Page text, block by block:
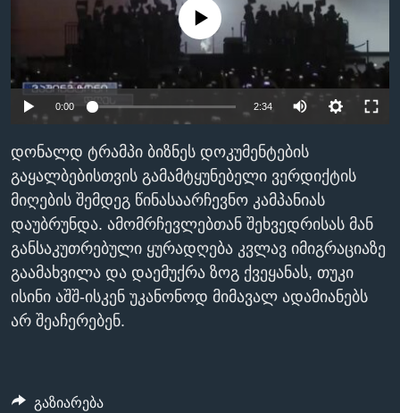
ᲡᲢᲣᲓᲘᲐ ᲕᲐᲨᲘᲜᲒᲢᲝᲜᲘ
ᲔᲙᲝᲜᲝᲛᲘᲙᲐ
ᲛᲔᲪᲜᲘᲔᲠᲔᲑᲐ
ᲘᲜᲢᲔᲠᲕᲘᲣ
ᲙᲣᲚᲢᲣᲠᲐ
ᲒᲐᲚᲘᲚᲔᲝ
ᲓᲔᲖᲘᲜᲤᲝᲠᲛᲐᲪᲘᲐ
ᲗᲕᲐᲚᲘ ᲒᲕᲐᲓᲔᲕᲜᲔᲗ
ენები
No media source currently available
0:00 2:34
დონალდ ტრამპი ბიზნეს დოკუმენტების
გაყალბებისთვის გამამტყუნებელი ვერდიქტის
მიღების შემდეგ წინასაარჩევნო კამპანიას
დაუბრუნდა. ამომრჩევლებთან შეხვედრისას მან
განსაკუთრებული ყურადღება კვლავ იმიგრაციაზე
გაამახვილა და დაემუქრა ზოგ ქვეყანას, თუკი
ისინი აშშ-ისკენ უკანონოდ მიმავალ ადამიანებს
არ შეაჩერებენ.
გაზიარება